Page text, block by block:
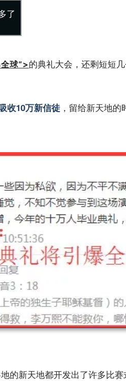
了
球”>的典礼大会，还剩短短几
收10万新信徒 ，留给新天地的
的新天地都开发出了许多比